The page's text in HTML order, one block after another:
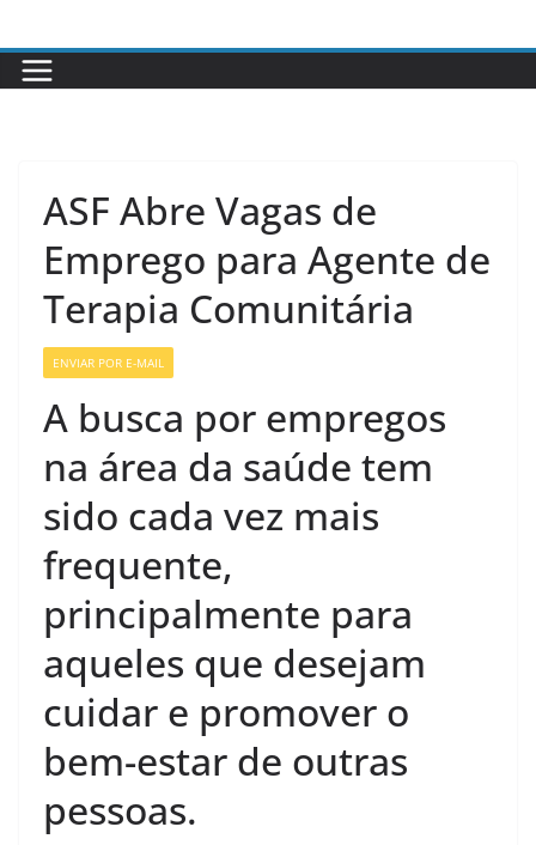
para
o
ASF Abre Vagas de
Emprego para Agente de
Terapia Comunitária
ENVIAR POR E-MAIL
A busca por empregos
na área da saúde tem
sido cada vez mais
frequente,
principalmente para
aqueles que desejam
cuidar e promover o
bem-estar de outras
pessoas.